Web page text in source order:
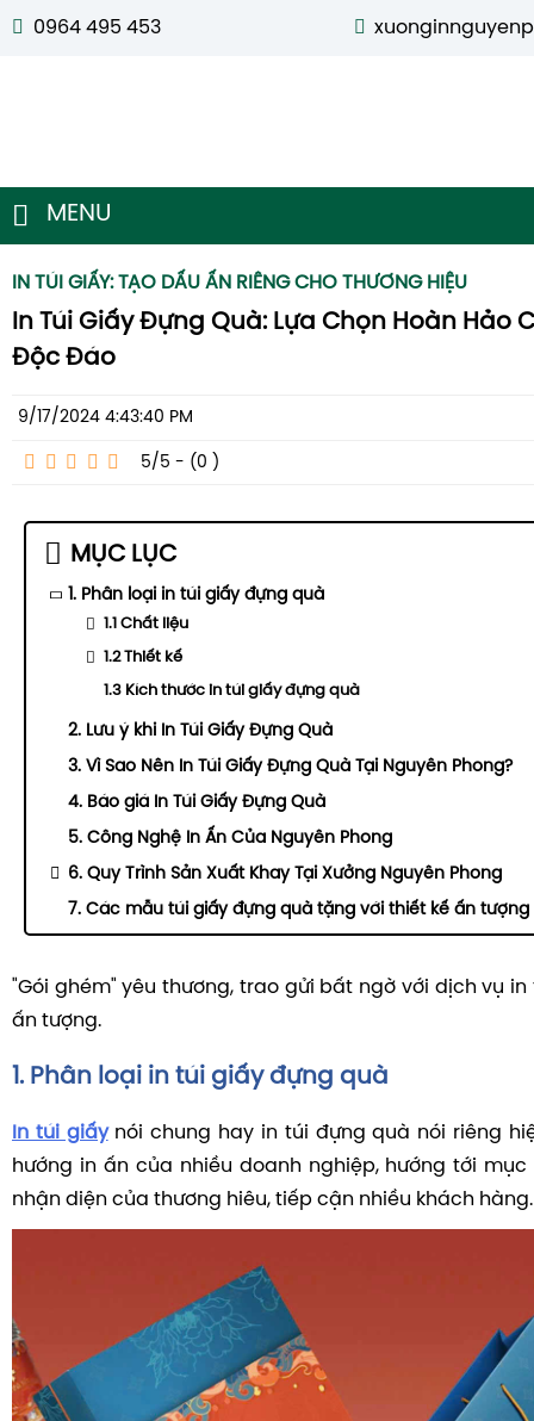
0964 495 453
MENU
IN TÚI GIẤY: TẠO DẤU ẤN RIÊNG CHO THƯƠNG HIỆU
In Túi Giấy Đựng Quà: Lựa Chọn Hoàn Hảo
Độc Đáo
9/17/2024 4:43:40 PM
5/5 - (0 )
MỤC LỤC
1. Phân loại in túi giấy đựng quà
1.1 Chất liệu
1.2 Thiết kế
1.3 Kích thước in túi giấy đựng quà
2. Lưu ý khi In Túi Giấy Đựng Quà
3. Vì Sao Nên In Túi Giấy Đựng Quà Tại Nguyên Phong?
4. Báo giá In Túi Giấy Đựng Quà
5. Công Nghệ In Ấn Của Nguyên Phong
6. Quy Trình Sản Xuất Khay Tại Xưởng Nguyên Phong
7. Các mẫu túi giấy đựng quà tặng với thiết kế ấn tượng
"Gói ghém" yêu thương, trao gửi bất ngờ với dịch vụ
ấn tượng.
1. Phân loại in túi giấy đựng quà
In túi giấynói chung hay in túi đựng quà nói riêng
hướng in ấn của nhiều doanh nghiệp, hướng tới
nhận diện của thương hiêu, tiếp cận nhiều khách hàng.